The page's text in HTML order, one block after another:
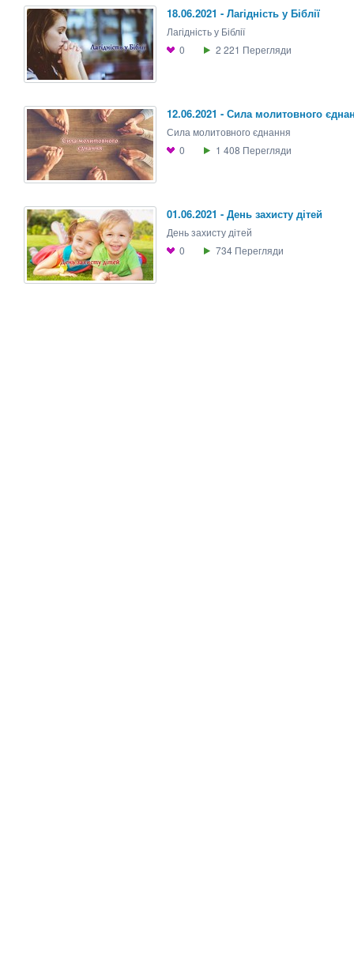
18.06.2021 - Лагідність у Біблії
Лагідність у Біблії
0
2 221 Перегляди
12.06.2021 - Сила молитовного
Сила молитовного єднання
0
1 408 Перегляди
01.06.2021 - День захисту дітей
День захисту дітей
0
734 Перегляди